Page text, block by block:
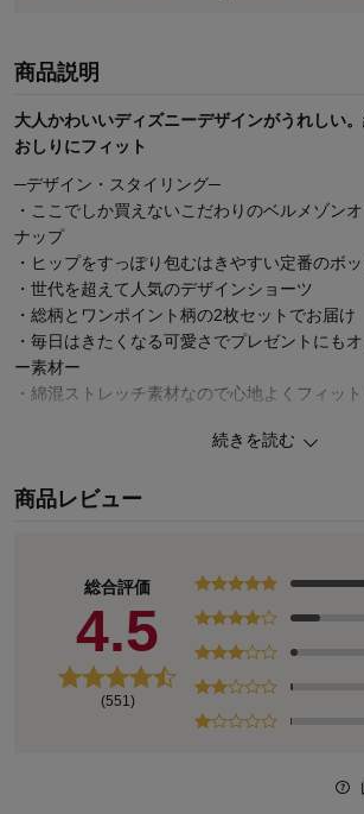
商品説明
大人かわいいディズニーデザインがうれしい
おしりにフィット
─デザイン・スタイリング─
・ここでしか買えないこだわりのベルメゾン
ナップ
・ヒップをすっぽり包むはきやすい定番のボ
・世代を超えて人気のデザインショーツ
・総柄とワンポイント柄の2枚セットでお届け
・毎日はきたくなる可愛さでプレゼントにも
ー素材ー
・綿混ストレッチ素材なので心地よくフィッ
オリジナル商品も多数品揃え！ディズニーファン
続きを読む
商品レビュー
総合評価
4.5
(551)